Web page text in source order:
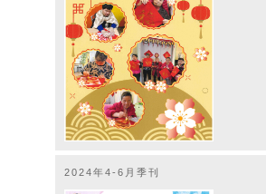
2024年4-6月季刊